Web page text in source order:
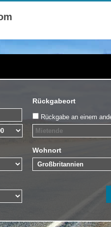
Rückgabeort
Rückgabe an einem
Wohnort